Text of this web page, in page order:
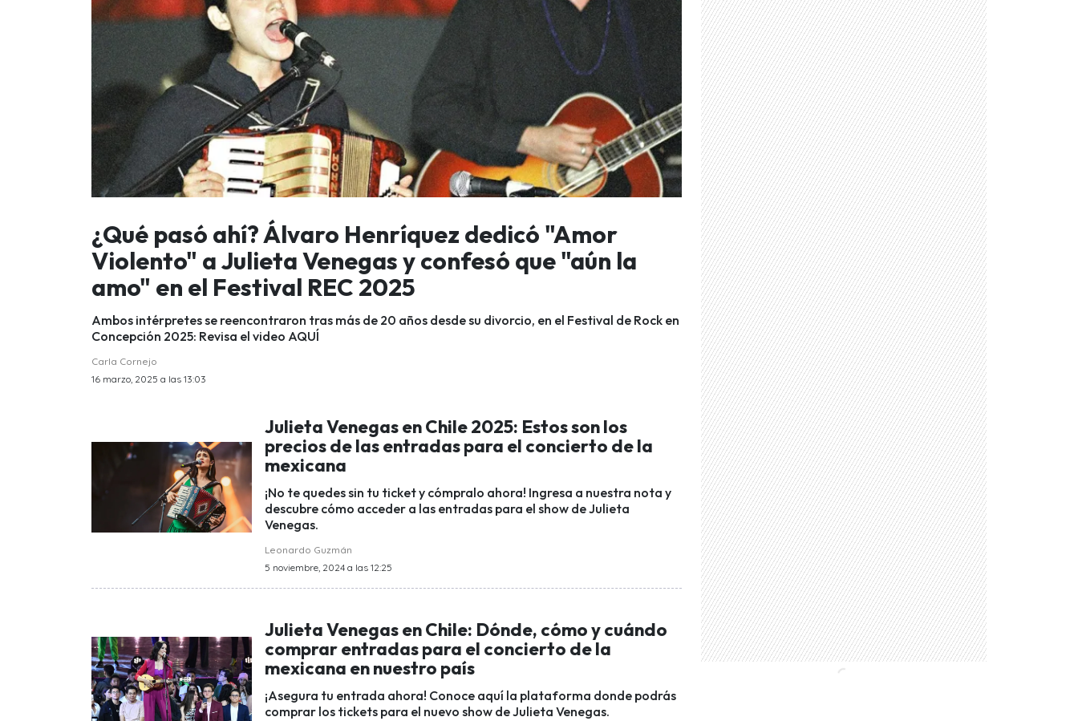
¿Qué pasó ahí? Álvaro Henríquez dedicó "Amor
Violento" a Julieta Venegas y confesó que "aún la
amo" en el Festival REC 2025
Ambos intérpretes se reencontraron tras más de 20 años desde su divorcio, en el Festival de Rock en
Concepción 2025: Revisa el video AQUÍ
Carla Cornejo
16 marzo, 2025 a las 13:03
Julieta Venegas en Chile 2025: Estos son los
precios de las entradas para el concierto de la
mexicana
¡No te quedes sin tu ticket y cómpralo ahora! Ingresa a nuestra nota y
descubre cómo acceder a las entradas para el show de Julieta
Venegas.
Leonardo Guzmán
5 noviembre, 2024 a las 12:25
Julieta Venegas en Chile: Dónde, cómo y cuándo
comprar entradas para el concierto de la
mexicana en nuestro país
¡Asegura tu entrada ahora! Conoce aquí la plataforma donde podrás
comprar los tickets para el nuevo show de Julieta Venegas.